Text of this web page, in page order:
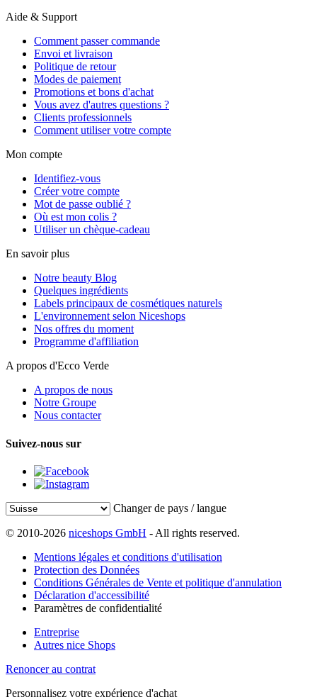
Aide & Support
Comment passer commande
Envoi et livraison
Politique de retour
Modes de paiement
Promotions et bons d'achat
Vous avez d'autres questions ?
Clients professionnels
Comment utiliser votre compte
Mon compte
Identifiez-vous
Créer votre compte
Mot de passe oublié ?
Où est mon colis ?
Utiliser un chèque-cadeau
En savoir plus
Notre beauty Blog
Quelques ingrédients
Labels principaux de cosmétiques naturels
L'environnement selon Niceshops
Nos offres du moment
Programme d'affiliation
A propos d'Ecco Verde
A propos de nous
Notre Groupe
Nous contacter
Suivez-nous sur
Changer de pays / langue
© 2010-2026 niceshops GmbH - All rights reserved.
Mentions légales et conditions d'utilisation
Protection des Données
Conditions Générales de Vente et politique d'annulation
Déclaration d'accessibilité
Paramètres de confidentialité
Entreprise
Autres nice Shops
Renoncer au contrat
Personnalisez votre expérience d'achat